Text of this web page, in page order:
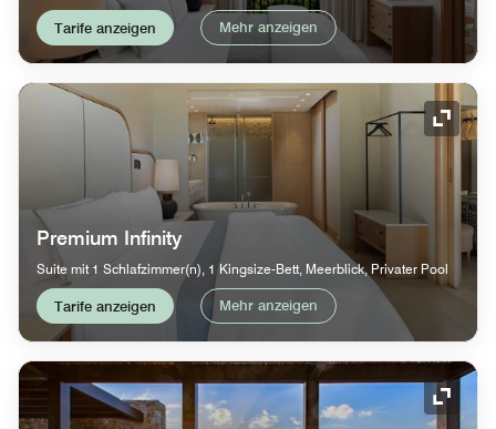
Tarife anzeigen Mehr anzeigen
Premium Infinity
Suite mit 1 Schlafzimmer(n), 1 Kingsize-Bett, Meerblick, Privater Pool
Tarife anzeigen Mehr anzeigen